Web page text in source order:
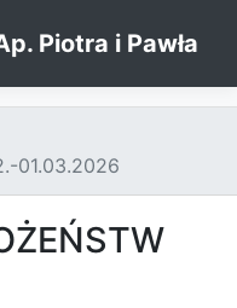
Piotra i Pawła
01.03.2026